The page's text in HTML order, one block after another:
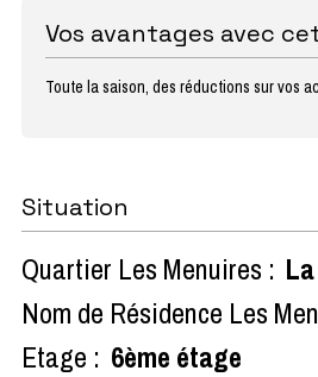
Vos avantages avec
Toute la saison, des réductions sur vos
Situation
Quartier Les Menuires :
Nom de Résidence Les
Etage : 6ème étage